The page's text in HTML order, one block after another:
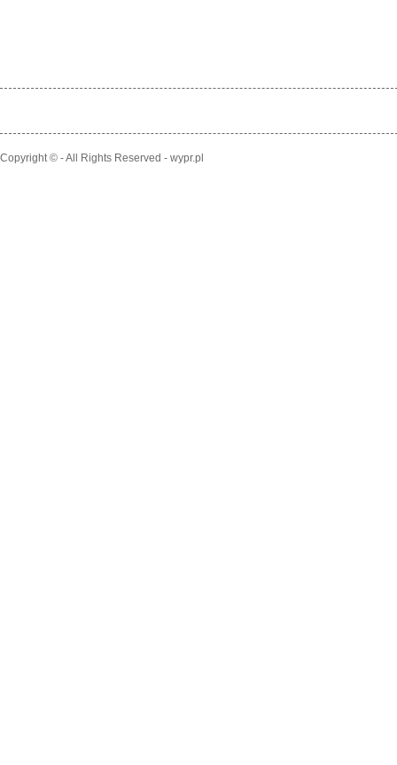
Copyright © - All Rights Reserved - wypr.pl